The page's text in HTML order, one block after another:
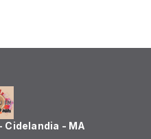
Cidelandia - MA